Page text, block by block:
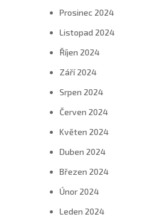
Prosinec 2024
Listopad 2024
Říjen 2024
Září 2024
Srpen 2024
Červen 2024
Květen 2024
Duben 2024
Březen 2024
Únor 2024
Leden 2024